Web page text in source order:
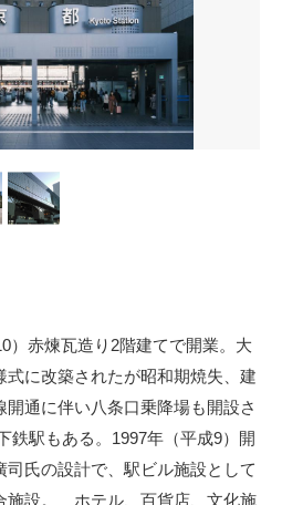
）赤煉瓦造り2階建てで開業。大
式に改築されたが昭和期焼失、建
通に伴い八条口乗降場も開設さ
鉄駅もある。1997年（平成9）開
氏の設計で、駅ビル施設として
施設。 ホテル、百貨店、文化施